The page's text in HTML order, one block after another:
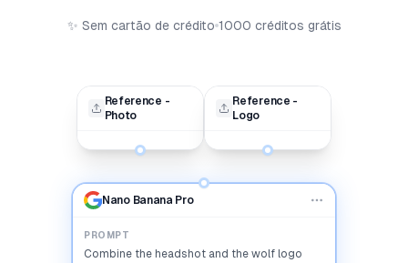
✨ Sem cartão de crédito 1000 créditos grátis
Reference -
Photo
Reference -
Logo
Nano Banana Pro
PROMPT
Combine the headshot and the wolf logo